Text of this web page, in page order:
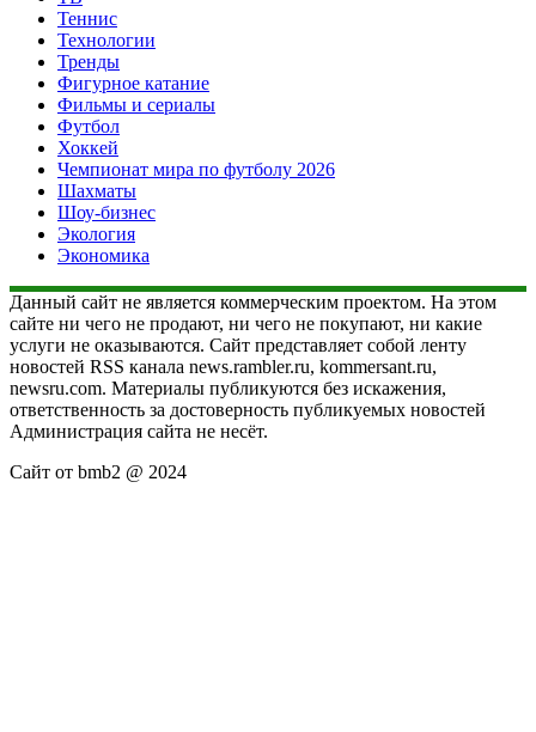
Теннис
Технологии
Тренды
Фигурное катание
Фильмы и сериалы
Футбол
Хоккей
Чемпионат мира по футболу 2026
Шахматы
Шоу-бизнес
Экология
Экономика
Данный сайт не является коммерческим проектом. На этом
сайте ни чего не продают, ни чего не покупают, ни какие
услуги не оказываются. Сайт представляет собой ленту
новостей RSS канала news.rambler.ru, kommersant.ru,
newsru.com. Материалы публикуются без искажения,
ответственность за достоверность публикуемых новостей
Администрация сайта не несёт.
Сайт от bmb2 @ 2024